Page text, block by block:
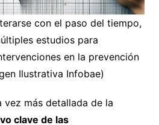
con el paso del tiempo,
estudios para
en la prevención
Ilustrativa Infobae)
vez más detallada de la
clave de las